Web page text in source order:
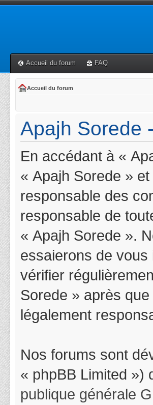
Accueil du forum FAQ
Accueil du forum
Apajh Sorede
En accédant à «
« Apajh Sorede »
responsable des
responsable de
« Apajh Sorede ».
essaierons de
vérifier
Sorede » après
légalement
Nos forums sont
« phpBB Limited »)
publique générale